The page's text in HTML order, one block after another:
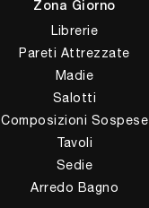
Zona Giorno
Librerie
Pareti Attrezzate
Madie
Salotti
Composizioni Sospese
Tavoli
Sedie
Arredo Bagno